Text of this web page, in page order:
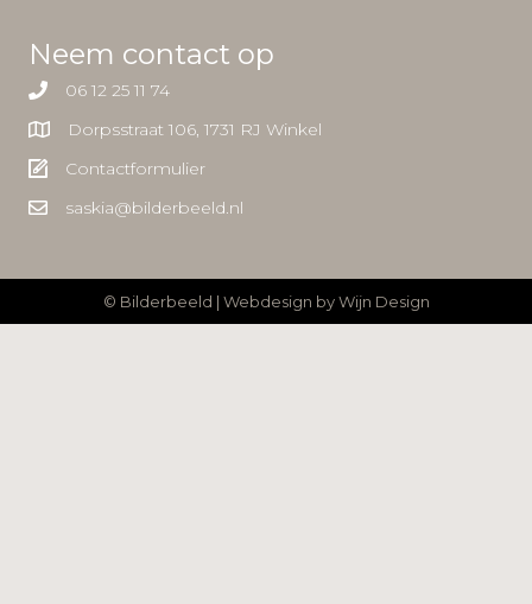
Neem contact op
06 12 25 11 74
Dorpsstraat 106, 1731 RJ Winkel
Contactformulier
saskia@bilderbeeld.nl
© Bilderbeeld | Webdesign byWijn Design